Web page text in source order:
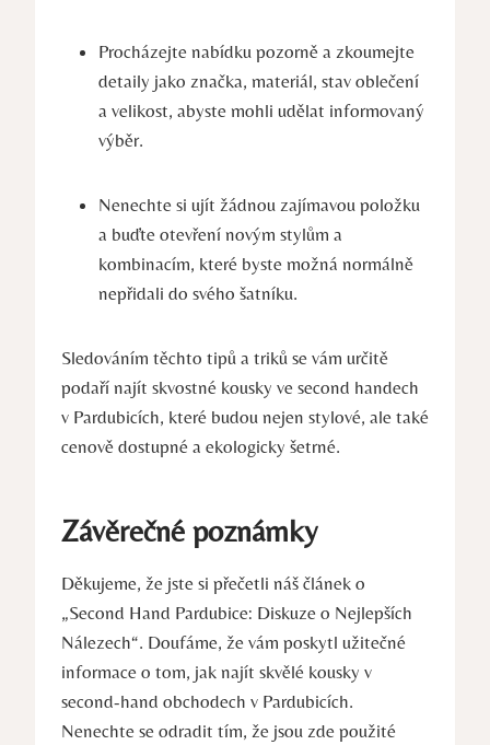
Procházejte nabídku pozorně a zkoumejte
detaily jako značka, materiál, stav oblečení
a velikost, abyste mohli udělat informovaný
výběr.
Nenechte si ujít žádnou zajímavou položku
a buďte otevření novým stylům a
kombinacím, které byste možná normálně
nepřidali do svého šatníku.
Sledováním těchto tipů a triků se vám určitě
podaří najít skvostné kousky ve second handech
v Pardubicích, které budou nejen stylové, ale také
cenově dostupné a ekologicky šetrné.
Závěrečné poznámky
Děkujeme, že jste si přečetli náš článek o
„Second Hand Pardubice: Diskuze o Nejlepších
Nálezech“. Doufáme, že vám poskytl užitečné
informace o tom, jak najít skvělé kousky v
second-hand obchodech v Pardubicích.
Nenechte se odradit tím, že jsou zde použité